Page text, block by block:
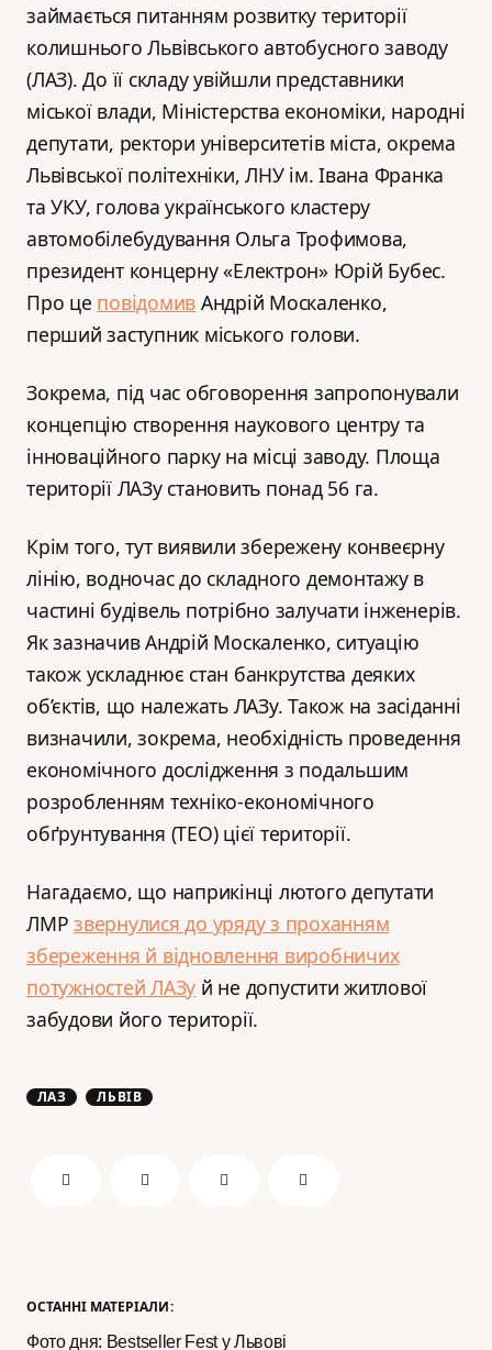
ОСТАННІ МАТЕРІАЛИ:
Фото дня: Bestseller Fest у Львові
займається питанням розвитку території
колишнього Львівського автобусного заводу
(ЛАЗ). До її складу увійшли представники
міської влади, Міністерства економіки, народні
депутати, ректори університетів міста, окрема
Львівської політехніки, ЛНУ ім. Івана Франка
та УКУ, голова українського кластеру
автомобілебудування Ольга Трофимова,
президент концерну «Електрон» Юрій Бубес.
Про це повідомив Андрій Москаленко,
перший заступник міського голови.
Зокрема, під час обговорення запропонували
концепцію створення наукового центру та
інноваційного парку на місці заводу. Площа
території ЛАЗу становить понад 56 га.
Крім того, тут виявили збережену конвеєрну
лінію, водночас до складного демонтажу в
частині будівель потрібно залучати інженерів.
Як зазначив Андрій Москаленко, ситуацію
також ускладнює стан банкрутства деяких
об’єктів, що належать ЛАЗу. Також на засіданні
визначили, зокрема, необхідність проведення
економічного дослідження з подальшим
розробленням техніко-економічного
обґрунтування (ТЕО) цієї території.
Нагадаємо, що наприкінці лютого депутати
ЛМРзвернулися до уряду з проханням
збереження й відновлення виробничих
потужностей ЛАЗу й не допустити житлової
забудови його території.
ЛАЗ ЛЬВІВ